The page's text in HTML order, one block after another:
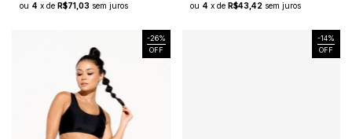
ou 4 x de R$71,03 sem juros ou 4 x de R$43,42 sem juros
-26%
OFF
-14%
OFF